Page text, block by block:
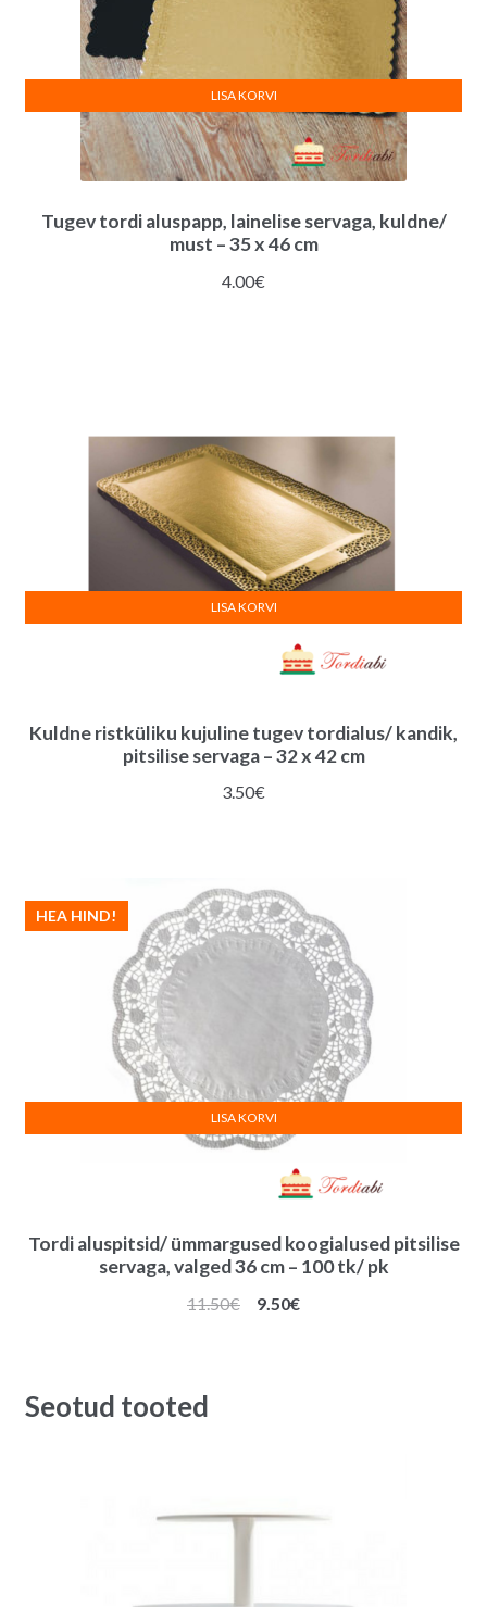
Tugev tordi aluspapp, lainelise servaga, kuldne/
must – 35 x 46 cm
4.00€
LISA KORVI
Kuldne ristküliku kujuline tugev tordialus/ kandik,
pitsilise servaga – 32 x 42 cm
3.50€
LISA KORVI
Tordi aluspitsid/ ümmargused koogialused pitsilise
servaga, valged 36 cm – 100 tk/ pk
HEA HIND!
11.50€
Algne
9.50€Praegune
LISA KORVI
Seotud tooted